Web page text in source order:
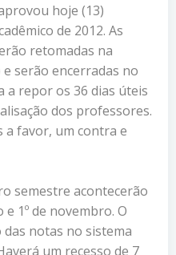
hoje (13)
de 2012. As
retomadas na
serão encerradas no
a repor os 36 dias úteis
dos professores.
a favor, um contra e
semestre acontecerão
1º de novembro. O
notas no sistema
um recesso de 7